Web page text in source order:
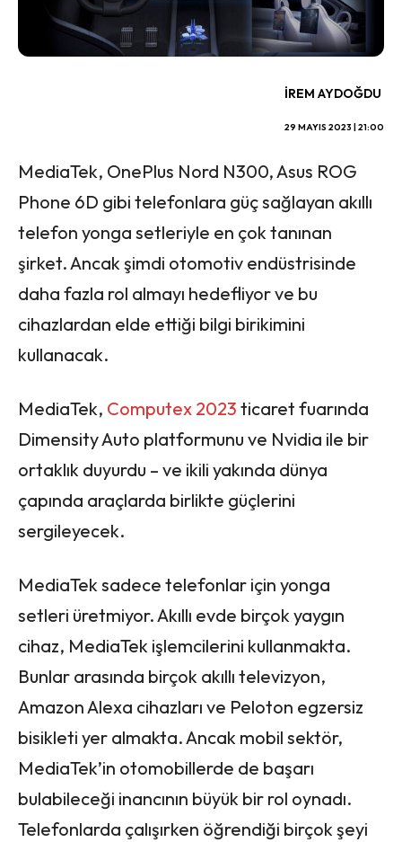
İREM AYDOĞDU
29 MAYIS 2023 | 21:00
MediaTek, OnePlus Nord N300, Asus ROG
Phone 6D gibi telefonlara güç sağlayan akıllı
telefon yonga setleriyle en çok tanınan
şirket. Ancak şimdi otomotiv endüstrisinde
daha fazla rol almayı hedefliyor ve bu
cihazlardan elde ettiği bilgi birikimini
kullanacak.
MediaTek, Computex 2023 ticaret fuarında
Dimensity Auto platformunu ve Nvidia ile bir
ortaklık duyurdu – ve ikili yakında dünya
çapında araçlarda birlikte güçlerini
sergileyecek.
MediaTek sadece telefonlar için yonga
setleri üretmiyor. Akıllı evde birçok yaygın
cihaz, MediaTek işlemcilerini kullanmakta.
Bunlar arasında birçok akıllı televizyon,
Amazon Alexa cihazları ve Peloton egzersiz
bisikleti yer almakta. Ancak mobil sektör,
MediaTek’in otomobillerde de başarı
bulabileceği inancının büyük bir rol oynadı.
Telefonlarda çalışırken öğrendiği birçok şeyi